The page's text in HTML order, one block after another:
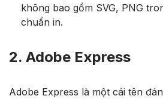
không bao gồm SVG, PNG
chuẩn in.
2. Adobe Express
Adobe Express là một cái tên